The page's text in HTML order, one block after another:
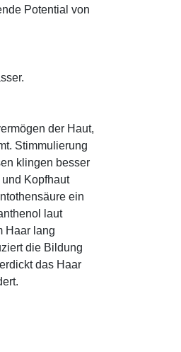
Potential von
der Haut,
Stimmulierung
klingen besser
Kopfhaut
ein
laut
Haar lang
die Bildung
das Haar